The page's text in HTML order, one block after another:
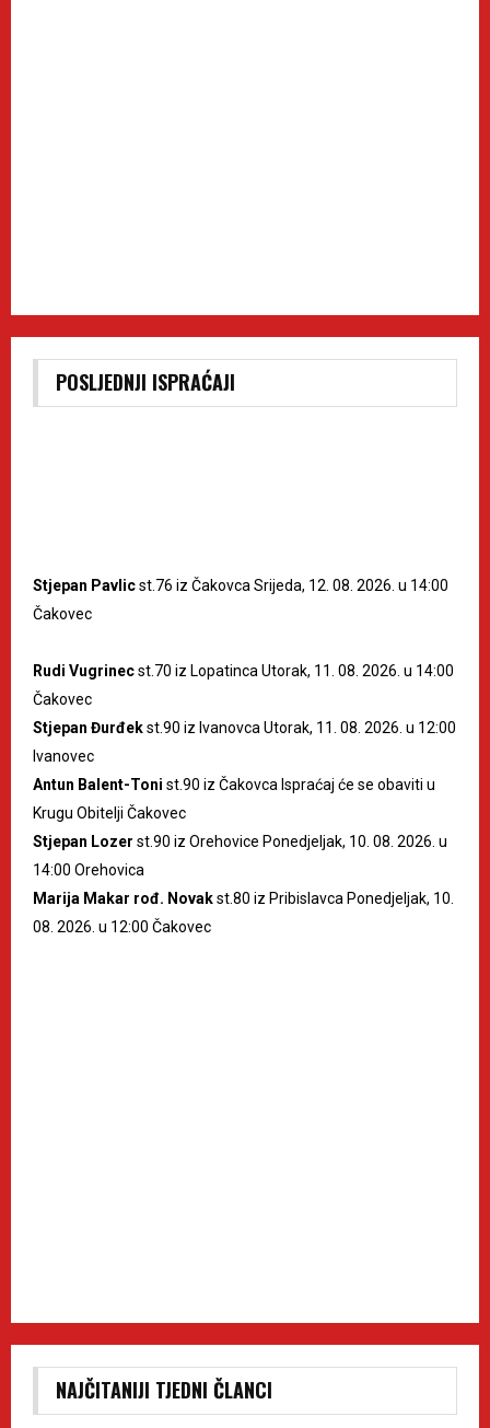
POSLJEDNJI ISPRAĆAJI
Stjepan Pavlicst.76 iz Čakovca Srijeda, 12. 08. 2026. u 14:00
Čakovec
Rudi Vugrinecst.70 iz Lopatinca Utorak, 11. 08. 2026. u 14:00
Čakovec
Stjepan Đurđekst.90 iz Ivanovca Utorak, 11. 08. 2026. u 12:00
Ivanovec
Antun Balent-Toni st.90 iz Čakovca Ispraćaj će se obaviti u
Krugu Obitelji Čakovec
Stjepan Lozer st.90 iz Orehovice Ponedjeljak, 10. 08. 2026. u
14:00 Orehovica
Marija Makar rođ. Novakst.80 iz Pribislavca Ponedjeljak, 10.
08. 2026. u 12:00 Čakovec
NAJČITANIJI TJEDNI ČLANCI